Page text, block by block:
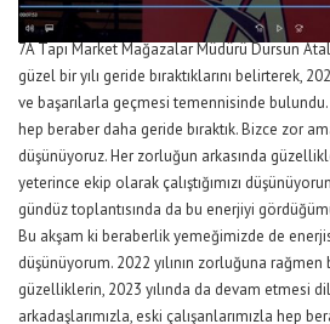
7A Tapı Market Mağazalar Müdürü Dursun
güzel bir yılı geride bıraktıklarını belirterek,
ve başarılarla geçmesi temennisinde bulundu.
hep beraber daha geride bıraktık. Bizce zor
düşünüyoruz. Her zorluğun arkasında
yeterince ekip olarak çalıştığımızı
gündüz toplantısında da bu enerjiyi
Bu akşam ki beraberlik yemeğimizde de
düşünüyorum. 2022 yılının zorluğuna
güzelliklerin, 2023 yılında da devam etmesi
arkadaşlarımızla, eski çalışanlarımızla hep